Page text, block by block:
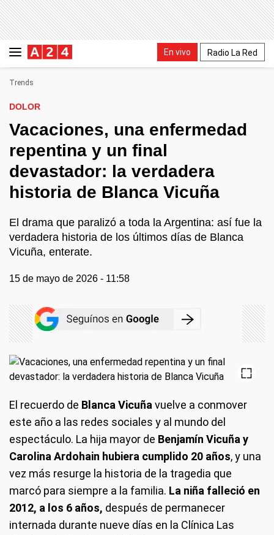
En vivo Radio La Red
Trends
DOLOR
Vacaciones, una enfermedad
repentina y un final
devastador: la verdadera
historia de Blanca Vicuña
El drama que paralizó a toda la Argentina: así fue la
verdadera historia de los últimos días de Blanca
Vicuña, enterate.
15 de mayo de 2026 - 11:58
El recuerdo de Blanca Vicuña vuelve a conmover
este año a las redes sociales y al mundo del
espectáculo. La hija mayor de Benjamín Vicuña y
Carolina Ardohain hubiera cumplido 20 años, y una
vez más resurge la historia de la tragedia que
marcó para siempre a la familia. La niña falleció en
2012, a los 6 años, después de permanecer
internada durante nueve días en la Clínica Las